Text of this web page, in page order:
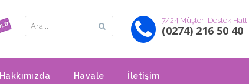
7/24 Müşteri Destek Hattı
(0274) 216 50 40
Hakkımızda Havale İletişim